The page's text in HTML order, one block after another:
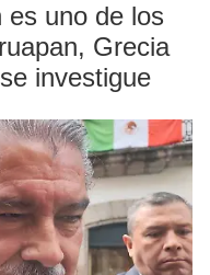
es uno de los
Grecia
investigue